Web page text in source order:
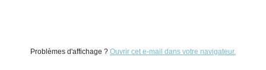
Problèmes d'affichage ? Ouvrir cet e-mail dans votre navigateur.